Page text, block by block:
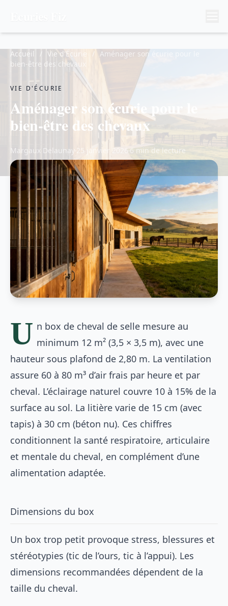
Accueil / Vie d'Écurie / Aménager son écurie pour le
bien-être des chevaux
VIE D'ÉCURIE
Aménager son écurie pour le
bien-être des chevaux
Margaux Delaunay 25 janvier 2026 6 min de lecture
U n box de cheval de selle mesure au
minimum 12 m² (3,5 × 3,5 m), avec une
hauteur sous plafond de 2,80 m. La ventilation
assure 60 à 80 m³ d’air frais par heure et par
cheval. L’éclairage naturel couvre 10 à 15% de la
surface au sol. La litière varie de 15 cm (avec
tapis) à 30 cm (béton nu). Ces chiffres
conditionnent la santé respiratoire, articulaire
et mentale du cheval, en complément d’une
alimentation adaptée.
Dimensions du box
Un box trop petit provoque stress, blessures et
stéréotypies (tic de l’ours, tic à l’appui). Les
dimensions recommandées dépendent de la
taille du cheval.